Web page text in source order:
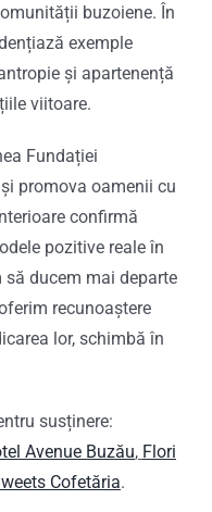
buzoiene. În
exemple
și apartenență
viitoare.
Fundației
promova oamenii cu
confirmă
pozitive reale în
să ducem mai departe
recunoaștere
lor, schimbă în
susținere:
Avenue Buzău, Flori
Cofetăria.